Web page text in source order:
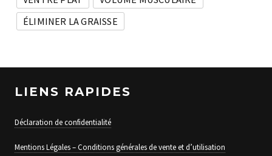
ÉLIMINER LA GRAISSE
LIENS RAPIDES
Déclaration de confidentialité
Mentions Légales – Conditions générales de vente et d’utilisation